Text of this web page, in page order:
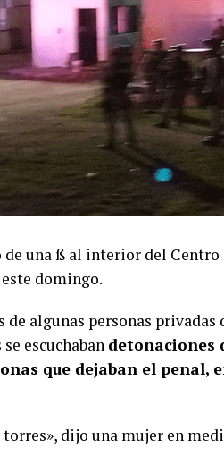
de una ß al interior del
domingo.
algunas personas privadas
escuchaban detonaciones
que dejaban el penal,
torres», dijo una mujer en